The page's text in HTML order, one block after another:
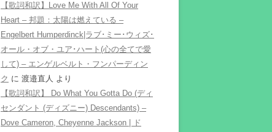
【歌詞和訳】Love Me With All Of Your
Heart – 邦題：太陽は燃えている –
Engelbert Humperdinck|ラブ･ミー･ウィズ･
オール・オブ・ユア･ハート(心の全てで愛
して) – エンゲルベルト・フンパーディン
ク に 渡邉直人 より
【歌詞和訳】 Do What You Gotta Do (ディ
センダント (ディズニー) Descendants) –
Dove Cameron, Cheyenne Jackson | ド